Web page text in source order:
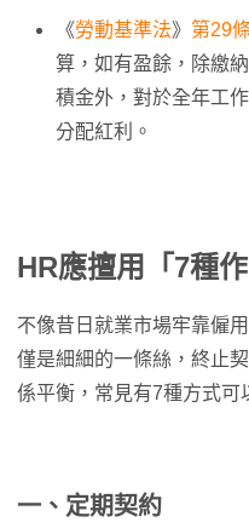
《勞動基準法》 第29
算，如有盈餘，除繳
積金外，對於全年工
分配紅利。
HR應擅用「7種
不像昔日就業市場牢靠僱
僅是細細的一條絲，終止
係平衡，常見有7種方式可
一、定期契約